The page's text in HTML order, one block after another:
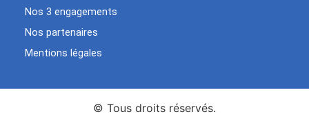
Nos 3 engagements
Nos partenaires
Mentions légales
© Tous droits réservés.